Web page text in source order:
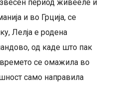
период живееле и
и во Грција, се
Лелја е родена
од каде што пак
времето се омажила во
само направила